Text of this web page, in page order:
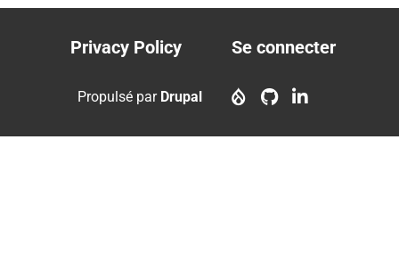
Footer
menu
Privacy Policy
account
Se connecter
Propulsé par Drupal